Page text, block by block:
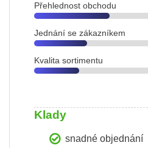
Přehlednost obchodu
Jednání se zákazníkem
Kvalita sortimentu
Klady
snadné objednání